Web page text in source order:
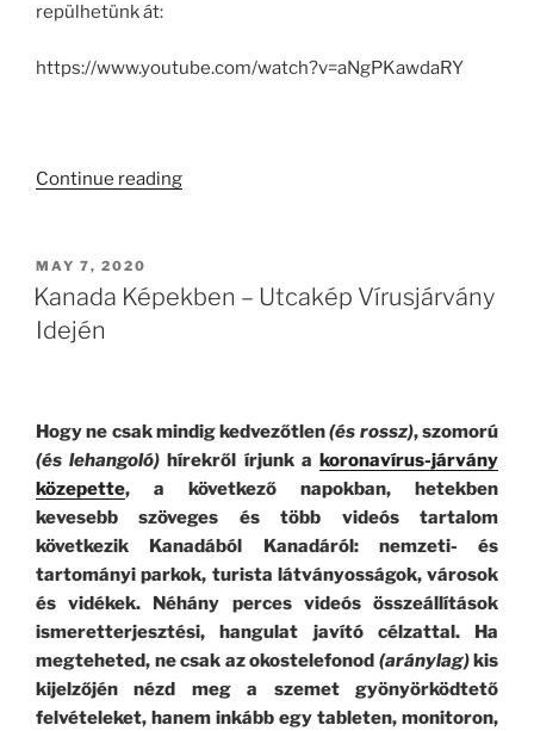
repülhetünk át:
https://www.youtube.com/watch?v=aNgPKawdaRY
Continue reading“Kanada
(1.
POSTED
ON
MAY 7, 2020
Kanada Képekben – Utcakép Vírusjárvány
Idején
Hogy ne csak mindig kedvezőtlen(és rossz), szomorú
(és lehangoló) hírekről írjunk akoronavírus-járvány
közepette, a következő napokban, hetekben
kevesebb szöveges és több videós tartalom
következik Kanadából Kanadáról: nemzeti- és
tartományi parkok, turista látványosságok, városok
és vidékek. Néhány perces videós összeállítások
ismeretterjesztési, hangulat javító célzattal. Ha
megteheted, ne csak az okostelefonod (aránylag)kis
kijelzőjén nézd meg a szemet gyönyörködtető
felvételeket, hanem inkább egy tableten, monitoron,